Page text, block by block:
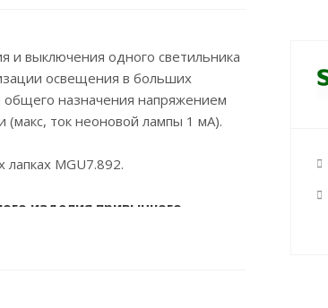
выключения одного светильника
освещения в больших
назначения напряжением
ток неоновой лампы 1 мА).
лапках МGU7.892.
изделия привычного
изделия того же